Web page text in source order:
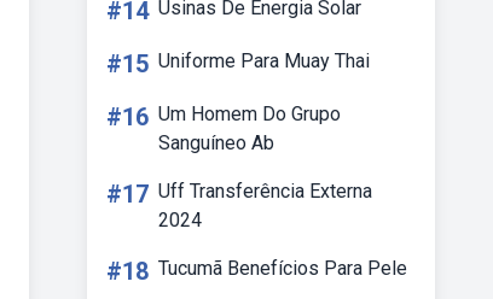
#14 Usinas De Energia Solar
#15 Uniforme Para Muay Thai
#16 Um Homem Do Grupo
Sanguíneo Ab
#17 Uff Transferência Externa
2024
#18 Tucumã Benefícios Para Pele